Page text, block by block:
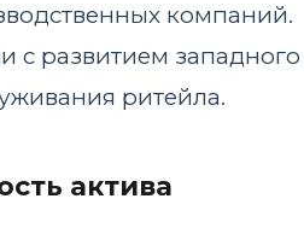
компаний.
с развитием
ритейла.
актива